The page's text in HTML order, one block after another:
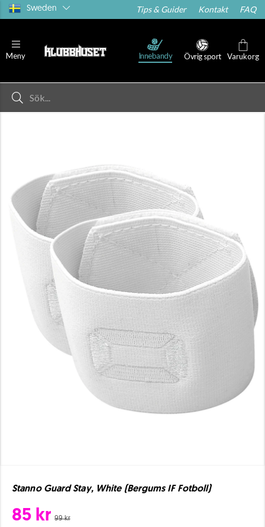
Sweden Tips & Guider Kontakt FAQ
Meny Innebandy Övrig sport Varukorg
Stanno Guard Stay, White (Bergums IF Fotboll)
85 kr 99 kr